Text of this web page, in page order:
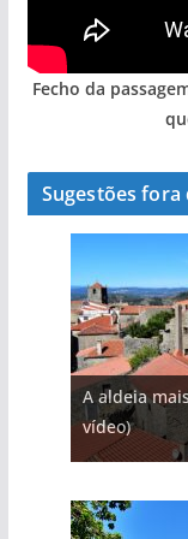
Fecho da
Sugestões fora
A aldeia
vídeo)
As portas do
A piscina